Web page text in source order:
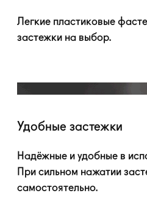
Легкие пластиковые
застежки на выбор.
Удобные застежки
Надёжные и удобные в
При сильном нажатии
самостоятельно.